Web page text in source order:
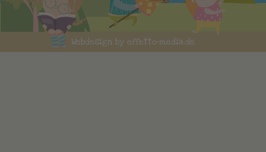
Webdesign by effetto-media.de